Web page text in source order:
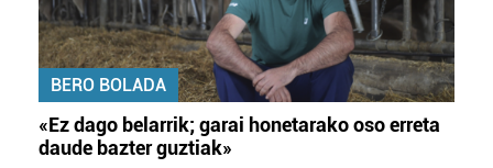
BERO BOLADA
«Ez dago belarrik; garai honetarako oso erreta
daude bazter guztiak»